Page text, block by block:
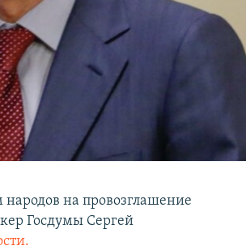
на провозглашение
Госдумы Сергей